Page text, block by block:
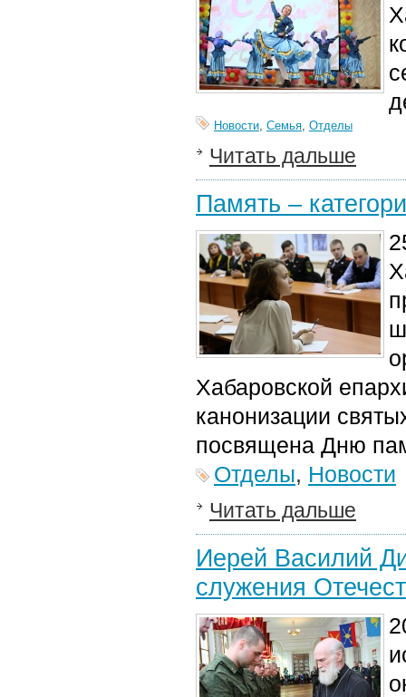
Новости, Семья, Отделы
Читать дальше
Память –
Хабаровской
канонизации
посвящена Дню
Отделы, Новости
Читать дальше
Иерей Василий
служения